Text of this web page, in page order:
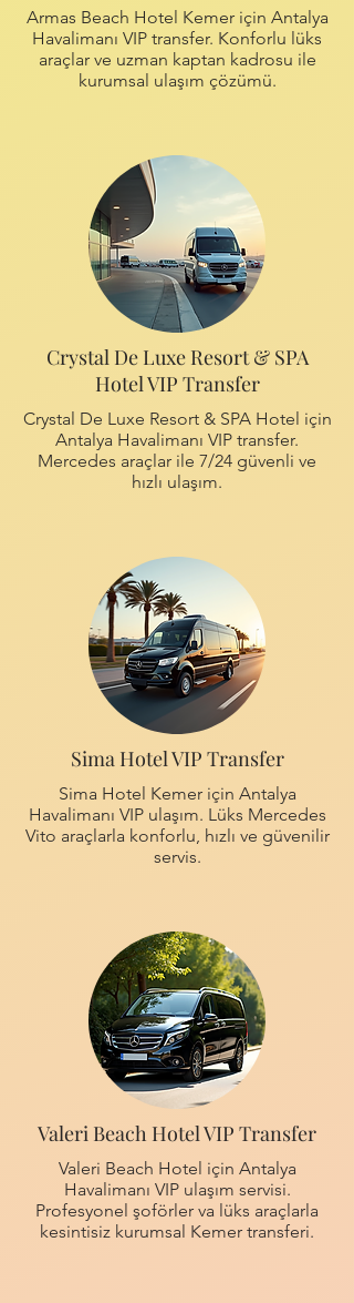
Armas Beach Hotel Kemer için Antalya
Havalimanı VIP transfer. Konforlu lüks
araçlar ve uzman kaptan kadrosu ile
kurumsal ulaşım çözümü.
Crystal De Luxe Resort & SPA
Hotel VIP Transfer
Crystal De Luxe Resort & SPA Hotel için
Antalya Havalimanı VIP transfer.
Mercedes araçlar ile 7/24 güvenli ve
hızlı ulaşım.
Sima Hotel VIP Transfer
Sima Hotel Kemer için Antalya
Havalimanı VIP ulaşım. Lüks Mercedes
Vito araçlarla konforlu, hızlı ve güvenilir
servis.
Valeri Beach Hotel VIP Transfer
Valeri Beach Hotel için Antalya
Havalimanı VIP ulaşım servisi.
Profesyonel şoförler va lüks araçlarla
kesintisiz kurumsal Kemer transferi.